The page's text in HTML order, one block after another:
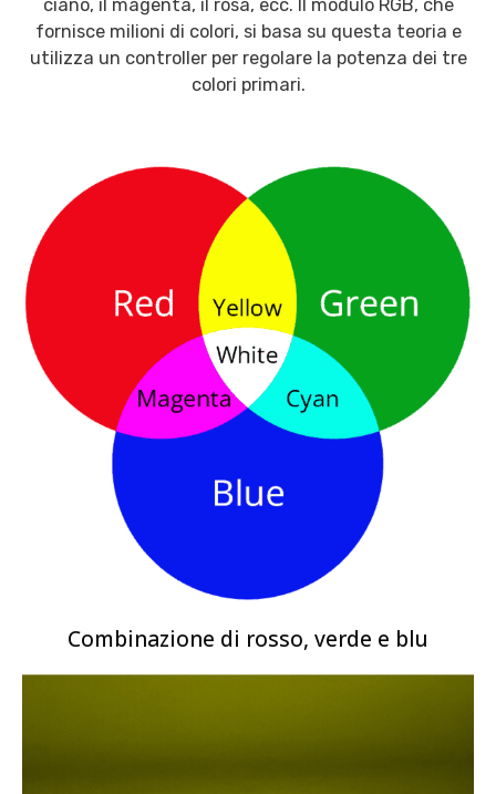
ciano, il magenta, il rosa, ecc. Il modulo RGB, che
fornisce milioni di colori, si basa su questa teoria e
utilizza un controller per regolare la potenza dei tre
colori primari.
Combinazione di rosso, verde e blu